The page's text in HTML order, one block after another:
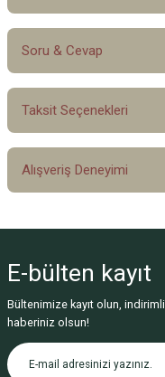
Bu
Soru & Cevap
Ürün
Taksit Seçenekleri
Alışveriş Deneyimi
E-bülten kayıt
Bültenimize kayıt olun,
haberiniz olsun!